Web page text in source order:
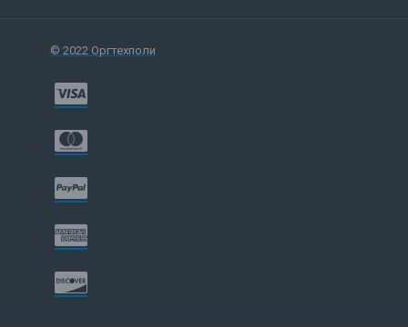
© 2022 Оргтехполи